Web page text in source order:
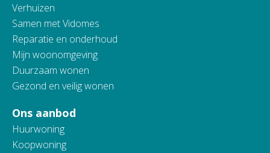
Verhuizen
Samen met Vidomes
Reparatie en onderhoud
Mijn woonomgeving
Duurzaam wonen
Gezond en veilig wonen
Ons aanbod
Huurwoning
Koopwoning